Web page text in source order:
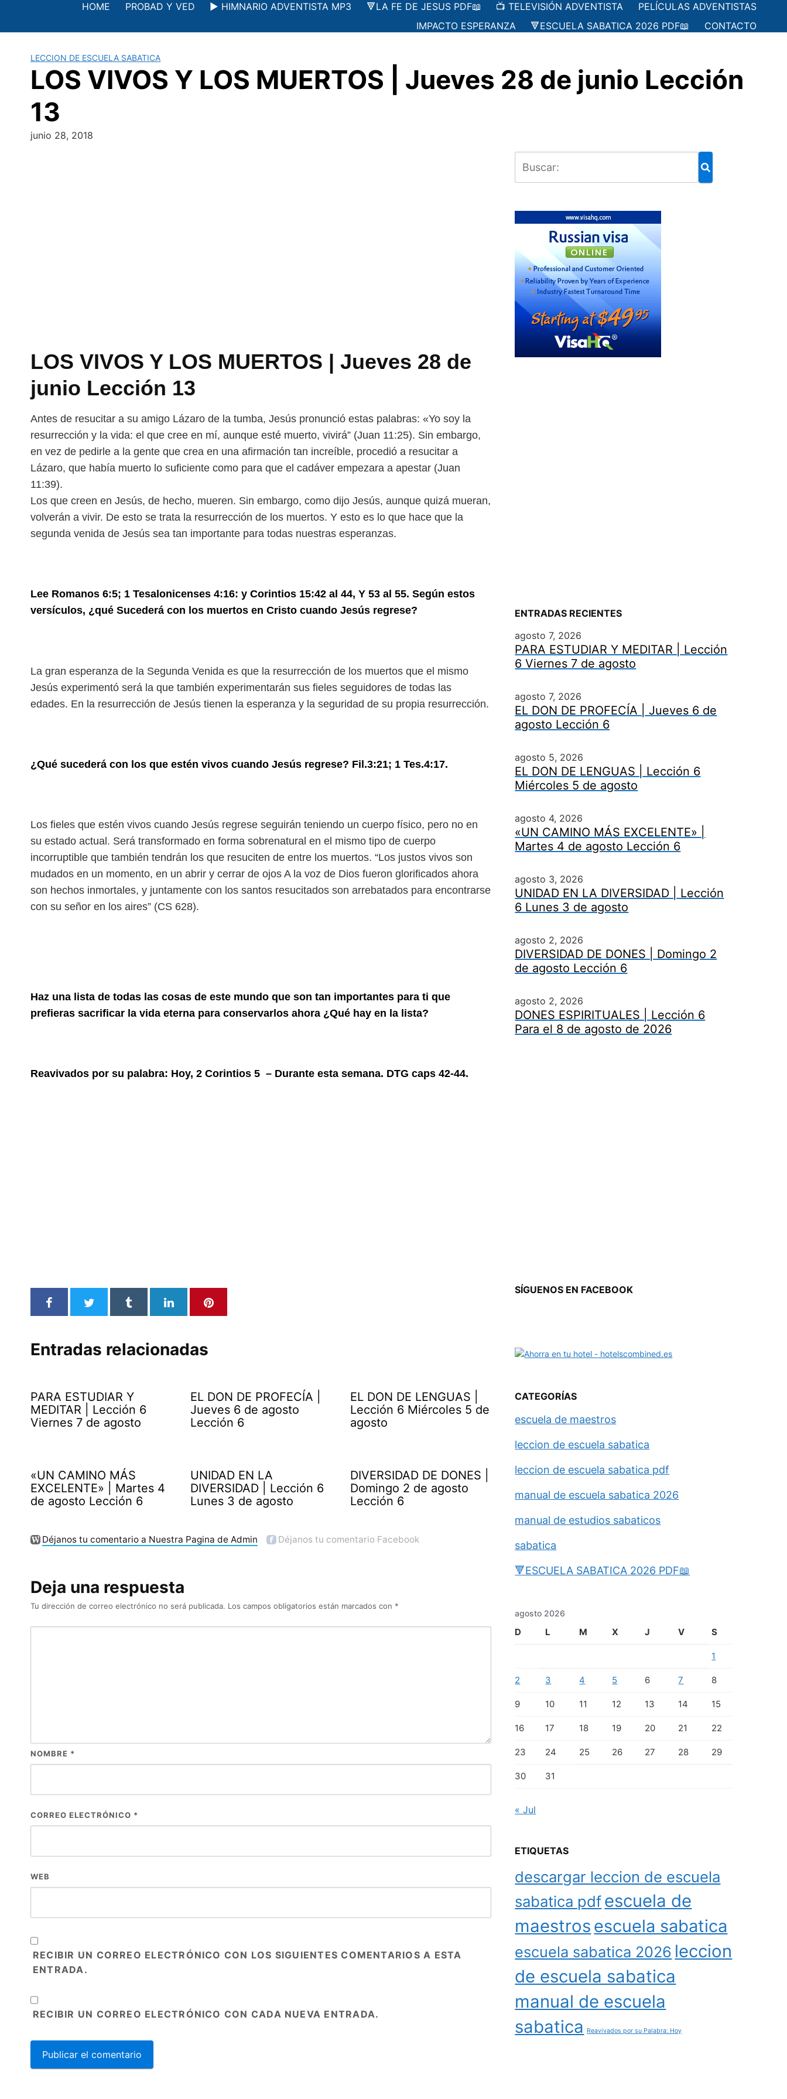
contenido
HOME PROBAD Y VED ▶️ HIMNARIO ADVENTISTA MP3 🔻LA FE DE JESUS PDF📖 📺 TELEVISIÓN ADVENTISTA
PELÍCULAS ADVENTISTAS
IMPACTO ESPERANZA
🔻ESCUELA SABATICA 2026 PDF📖 CONTACTO
LECCION DE ESCUELA SABATICA
LOS VIVOS Y LOS MUERTOS | Jueves 28 de junio Lección
13
junio 28, 2018
LOS VIVOS Y LOS MUERTOS | Jueves 28 de
junio Lección 13
Antes de resucitar a su amigo Lázaro de la tumba, Jesús pronunció estas palabras: «Yo soy la
resurrección y la vida: el que cree en mí, aunque esté muerto, vivirá” (Juan 11:25). Sin embargo,
en vez de pedirle a la gente que crea en una afirmación tan increíble, procedió a resucitar a
Lázaro, que había muerto lo suficiente como para que el cadáver empezara a apestar (Juan
11:39).
Los que creen en Jesús, de hecho, mueren. Sin embargo, como dijo Jesús, aunque quizá mueran,
volverán a vivir. De esto se trata la resurrección de los muertos. Y esto es lo que hace que la
segunda venida de Jesús sea tan importante para todas nuestras esperanzas.
Lee Romanos 6:5; 1 Tesalonicenses 4:16: y Corintios 15:42 al 44, Y 53 al 55. Según estos
versículos, ¿qué Sucederá con los muertos en Cristo cuando Jesús regrese?
La gran esperanza de la Segunda Venida es que la resurrección de los muertos que el mismo
Jesús experimentó será la que también experimentarán sus fieles seguidores de todas las
edades. En la resurrección de Jesús tienen la esperanza y la seguridad de su propia resurrección.
¿Qué sucederá con los que estén vivos cuando Jesús regrese? Fil.3:21; 1 Tes.4:17.
Los fieles que estén vivos cuando Jesús regrese seguirán teniendo un cuerpo físico, pero no en
su estado actual. Será transformado en forma sobrenatural en el mismo tipo de cuerpo
incorruptible que también tendrán los que resuciten de entre los muertos. “Los justos vivos son
mudados en un momento, en un abrir y cerrar de ojos A la voz de Dios fueron glorificados ahora
son hechos inmortales, y juntamente con los santos resucitados son arrebatados para encontrarse
con su señor en los aires” (CS 628).
Haz una lista de todas las cosas de este mundo que son tan importantes para ti que
prefieras sacrificar la vida eterna para conservarlos ahora ¿Qué hay en la lista?
Reavivados por su palabra: Hoy, 2 Corintios 5 – Durante esta semana. DTG caps 42-44.
Entradas relacionadas
PARA ESTUDIAR Y
MEDITAR | Lección 6
Viernes 7 de agosto
EL DON DE PROFECÍA |
Jueves 6 de agosto
Lección 6
EL DON DE LENGUAS |
Lección 6 Miércoles 5 de
agosto
«UN CAMINO MÁS
EXCELENTE» | Martes 4
de agosto Lección 6
UNIDAD EN LA
DIVERSIDAD | Lección 6
Lunes 3 de agosto
DIVERSIDAD DE DONES |
Domingo 2 de agosto
Lección 6
Déjanos tu comentario a Nuestra Pagina de Admin Déjanos tu comentario Facebook
Deja una respuesta
Tu dirección de correo electrónico no será publicada. Los campos obligatorios están marcados con *
NOMBRE *
CORREO ELECTRÓNICO *
WEB
RECIBIR UN CORREO ELECTRÓNICO CON LOS SIGUIENTES COMENTARIOS A ESTA
ENTRADA.
RECIBIR UN CORREO ELECTRÓNICO CON CADA NUEVA ENTRADA.
ENTRADAS RECIENTES
agosto 7, 2026
PARA ESTUDIAR Y MEDITAR | Lección
6 Viernes 7 de agosto
agosto 7, 2026
EL DON DE PROFECÍA | Jueves 6 de
agosto Lección 6
agosto 5, 2026
EL DON DE LENGUAS | Lección 6
Miércoles 5 de agosto
agosto 4, 2026
«UN CAMINO MÁS EXCELENTE» |
Martes 4 de agosto Lección 6
agosto 3, 2026
UNIDAD EN LA DIVERSIDAD | Lección
6 Lunes 3 de agosto
agosto 2, 2026
DIVERSIDAD DE DONES | Domingo 2
de agosto Lección 6
agosto 2, 2026
DONES ESPIRITUALES | Lección 6
Para el 8 de agosto de 2026
SÍGUENOS EN FACEBOOK
CATEGORÍAS
escuela de maestros
leccion de escuela sabatica
leccion de escuela sabatica pdf
manual de escuela sabatica 2026
manual de estudios sabaticos
sabatica
🔻ESCUELA SABATICA 2026 PDF📖
agosto 2026
D L M X J V S
1
2 3 4 5 6 7 8
9 10 11 12 13 14 15
16 17 18 19 20 21 22
23 24 25 26 27 28 29
30 31
« Jul
ETIQUETAS
descargar leccion de escuela
sabatica pdfescuela de
maestros escuela sabatica
escuela sabatica 2026 leccion
de escuela sabatica
manual de escuela
sabatica
Reavivados por su Palabra: Hoy